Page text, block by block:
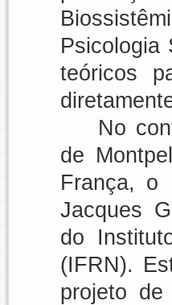
Psicologia
teóricos
No
de
França, o
Jacques
do
(IFRN).
projeto